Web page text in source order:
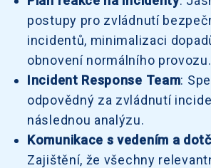
postupy pro zvládnutí
incidentů, minimalizaci
obnovení normálního provozu.
Incident Response Team:
odpovědný za zvládnutí
následnou analýzu.
Komunikace s vedením a
Zajištění, že všechny